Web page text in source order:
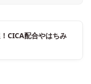
CICA配合やはちみ